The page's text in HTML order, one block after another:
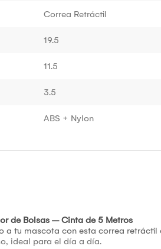
Correa Retráctil
19.5
11.5
3.5
ABS + Nylon
de Bolsas – Cinta de 5 Metros
tu mascota con esta correa
ideal para el día a día.